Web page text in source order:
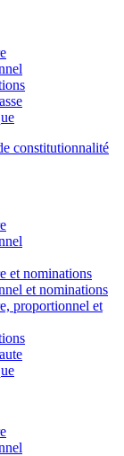
constitutionnalité
et nominations
et nominations
proportionnel et